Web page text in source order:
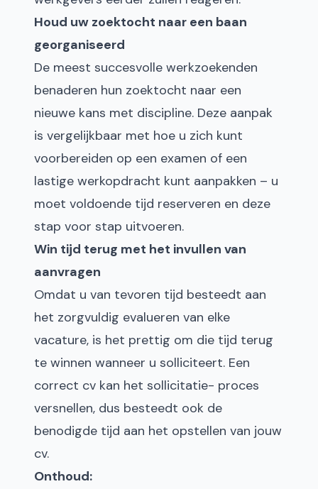
Houd uw zoektocht naar een baan
georganiseerd
De meest succesvolle werkzoekenden
benaderen hun zoektocht naar een
nieuwe kans met discipline. Deze aanpak
is vergelijkbaar met hoe u zich kunt
voorbereiden op een examen of een
lastige werkopdracht kunt aanpakken – u
moet voldoende tijd reserveren en deze
stap voor stap uitvoeren.
Win tijd terug met het invullen van
aanvragen
Omdat u van tevoren tijd besteedt aan
het zorgvuldig evalueren van elke
vacature, is het prettig om die tijd terug
te winnen wanneer u solliciteert. Een
correct cv kan het sollicitatie- proces
versnellen, dus besteedt ook de
benodigde tijd aan het opstellen van jouw
cv.
Onthoud: